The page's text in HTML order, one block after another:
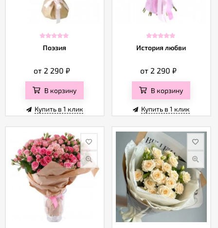
Поэзия
от 2 290 ₽
В корзину
Купить в 1 клик
История любви
от 2 290 ₽
В корзину
Купить в 1 клик